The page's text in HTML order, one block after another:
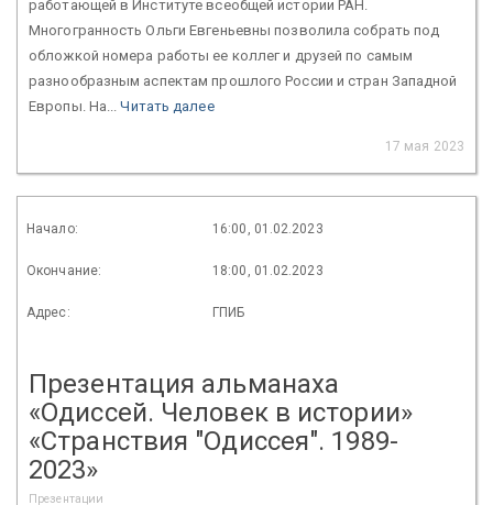
работающей в Институте всеобщей истории РАН.
Многогранность Ольги Евгеньевны позволила собрать под
обложкой номера работы ее коллег и друзей по самым
разнообразным аспектам прошлого России и стран Западной
Европы. На...Читать далее
17 мая 2023
Начало: 16:00, 01.02.2023
Окончание: 18:00, 01.02.2023
Адрес: ГПИБ
Презентация альманаха
«Одиссей. Человек в истории»
«Странствия "Одиссея". 1989-
2023»
Презентации